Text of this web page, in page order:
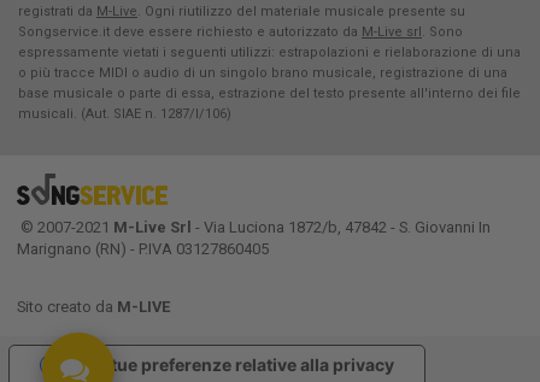
registrati da M-Live. Ogni riutilizzo del materiale musicale presente su
Songservice.it deve essere richiesto e autorizzato da M-Live srl. Sono
espressamente vietati i seguenti utilizzi: estrapolazioni e rielaborazione di una
o più tracce MIDI o audio di un singolo brano musicale, registrazione di una
base musicale o parte di essa, estrazione del testo presente all'interno dei file
musicali. (Aut. SIAE n. 1287/I/106)
© 2007-2021 M-Live Srl - Via Luciona 1872/b, 47842 - S. Giovanni In
Marignano (RN) - P.IVA 03127860405
Sito creato da M-LIVE
Le tue preferenze relative alla privacy